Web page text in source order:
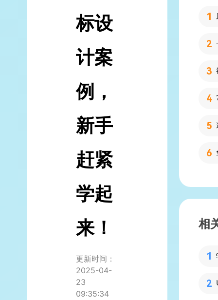
标设
计案
例，
新手
赶紧
学起
来！
更新时间：
2025-04-
23
09:35:34
相